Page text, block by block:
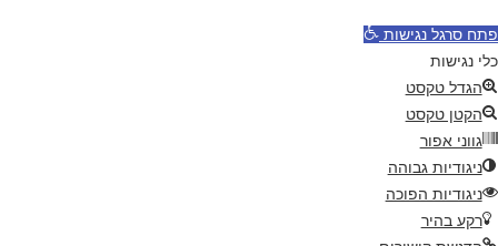
פתח סרגל נגישות
כלי נגישות
הגדל טקסט
הקטן טקסט
גווני אפור
ניגודיות גבוהה
ניגודיות הפוכה
רקע בהיר